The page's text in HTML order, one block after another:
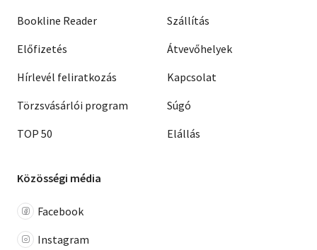
Bookline Reader
Előfizetés
Hírlevél feliratkozás
Törzsvásárlói program
TOP 50
Szállítás
Átvevőhelyek
Kapcsolat
Súgó
Elállás
Közösségi média
Facebook
Instagram